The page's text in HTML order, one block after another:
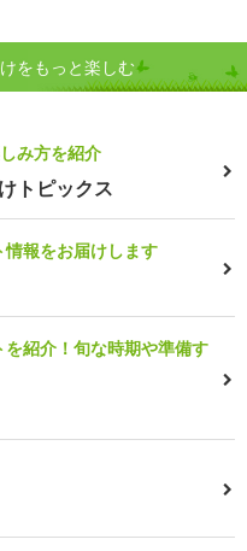
をもっと楽しむ
み方を紹介
トピックス
報をお届けします
紹介！旬な時期や準備す